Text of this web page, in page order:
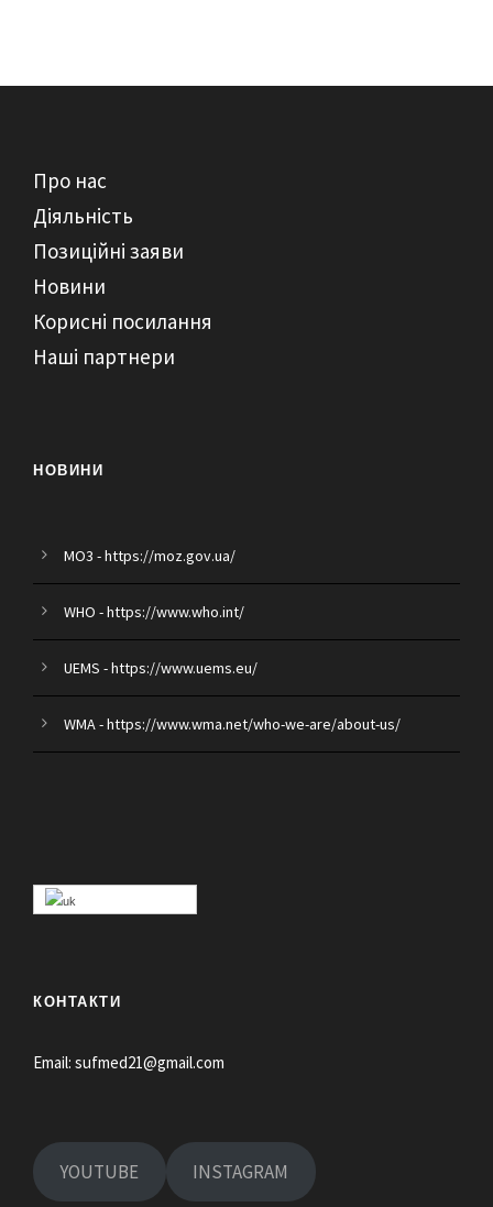
Про нас
Діяльність
Позиційні заяви
Новини
Корисні посилання
Наші партнери
НОВИНИ
MO3 - https://moz.gov.ua/
WHO - https://www.who.int/
UEMS - https://www.uems.eu/
WMA - https://www.wma.net/who-we-are/about-us/
КОНТАКТИ
Email: sufmed21@gmail.com
YOUTUBE INSTAGRAM